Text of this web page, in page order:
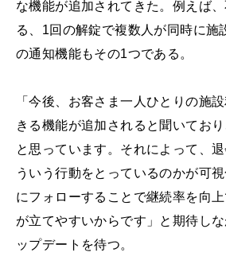
な機能が追加されてきた。例えば
る、1回の解錠で複数人が同時に施
の通知機能もその1つである。
「今後、お客さま一人ひとりの施
きる機能が追加されると聞いてお
と思っています。それによって、
ういう行動をとっているのかが可
にフォローすることで継続率を向
が立てやすいからです」と期待し
ップデートを待つ。